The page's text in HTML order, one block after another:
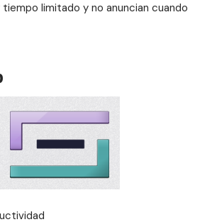
limitado y no anuncian cuando